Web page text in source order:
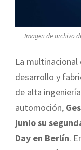
Imagen de archivo
La multinacional
desarrollo y
de alta
automoción,
junio su
Day en Berlín.